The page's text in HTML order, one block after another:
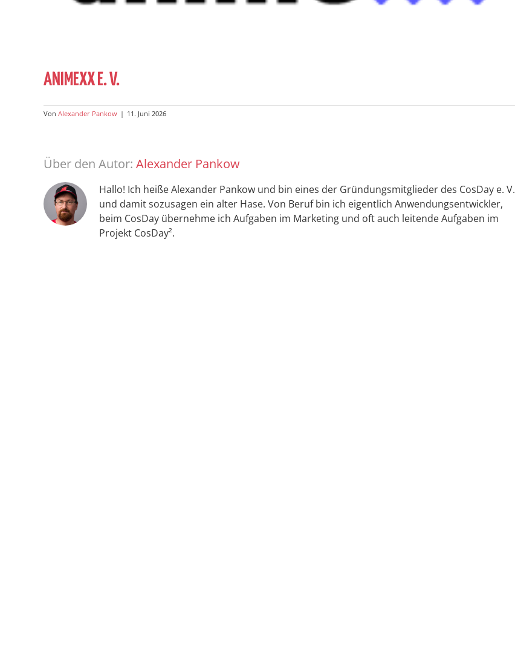
ANIMEXX E. V.
Von Alexander Pankow | 11. Juni 2026
Über den Autor: Alexander Pankow
Hallo! Ich heiße Alexander Pankow und bin eines der Gründungsmitglieder des CosDay e. V.
und damit sozusagen ein alter Hase. Von Beruf bin ich eigentlich Anwendungsentwickler,
beim CosDay übernehme ich Aufgaben im Marketing und oft auch leitende Aufgaben im
Projekt CosDay².